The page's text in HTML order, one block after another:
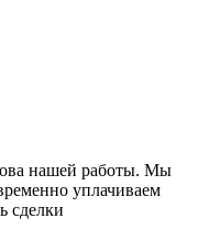
нашей работы. Мы
уплачиваем
сделки